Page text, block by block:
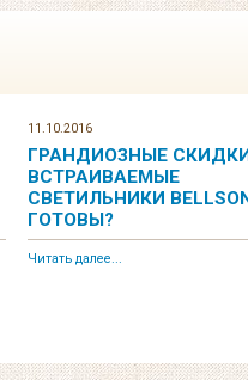
11.10.2016
ГРАНДИОЗНЫЕ
ВСТРАИВАЕМЫЕ
СВЕТИЛЬНИКИ
ГОТОВЫ?
Читать далее...